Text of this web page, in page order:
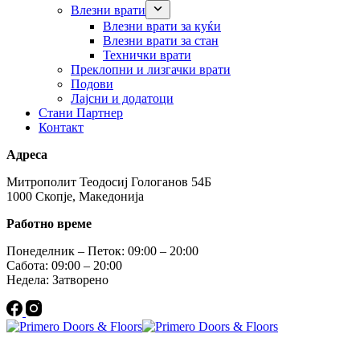
Влезни врати
Влезни врати за куќи
Влезни врати за стан
Технички врати
Преклопни и лизгачки врати
Подови
Лајсни и додатоци
Стани Партнер
Контакт
Адреса
Митрополит Теодосиј Гологанов 54Б
1000 Скопје, Македонија
Работно време
Понеделник – Петок: 09:00 – 20:00
Сабота: 09:00 – 20:00
Недела: Затворено